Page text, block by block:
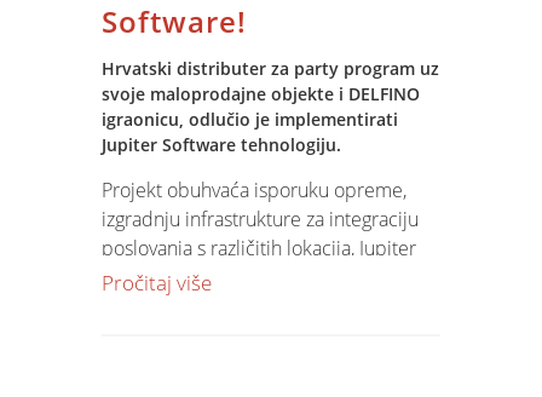
Software!
Hrvatski distributer za party program uz
svoje maloprodajne objekte i DELFINO
igraonicu, odlučio je implementirati
Jupiter Software tehnologiju.
Projekt obuhvaća isporuku opreme,
izgradnju infrastrukture za integraciju
poslovanja s različitih lokacija, Jupiter
Software standarne module za ERP,
Pročitaj više